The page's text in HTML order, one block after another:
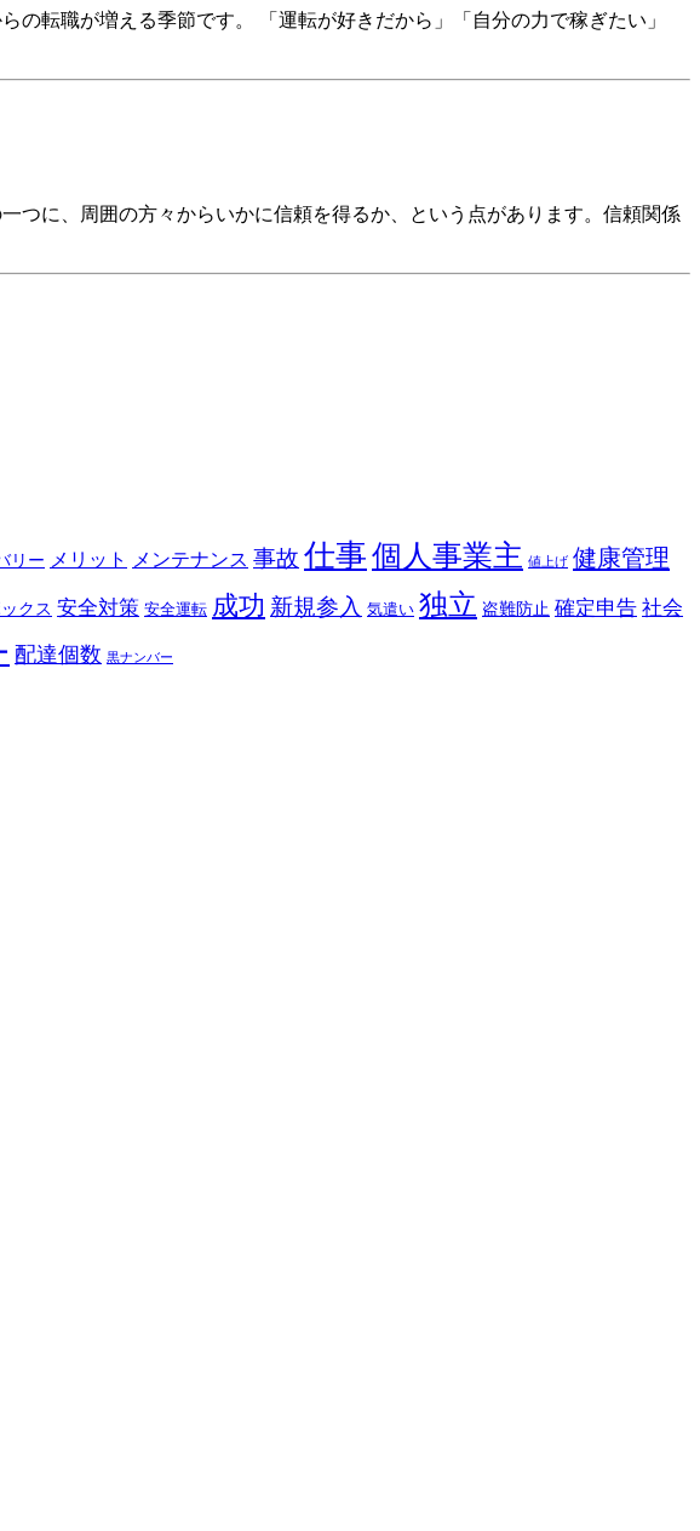
転職が増える季節です。 「運転が好きだから」「自分の力で稼ぎたい」
つに、周囲の方々からいかに信頼を得るか、という点があります。信頼関係
リー メリット メンテナンス 事故 仕事個人事業主 値上げ 健康管理
クス 安全対策 安全運転 成功 新規参入 気遣い 独立 盗難防止 確定申告 社会
配達個数 黒ナンバー